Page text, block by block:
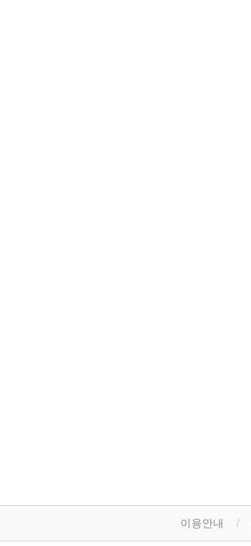
이용안내